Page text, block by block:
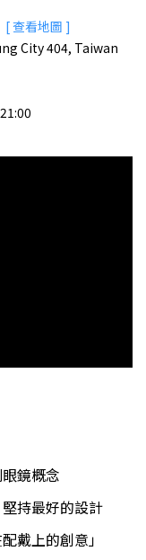
[查看地圖 ]
City 404, Taiwan
鏡概念
持最好的設計
戴上的創意」